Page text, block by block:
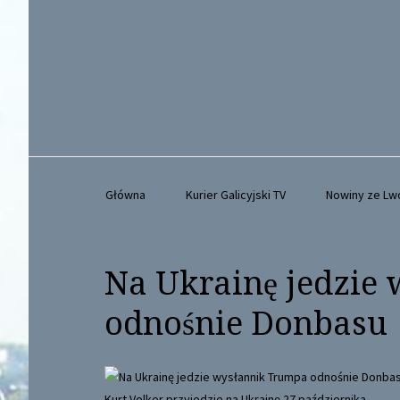
Główna Kurier Galicyjski TV Nowiny ze
Na Ukrainę jedzie
odnośnie Donbasu